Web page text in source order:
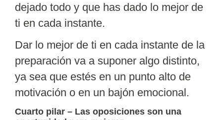
dejado todo y que has dado lo mejor de
ti en cada instante.
Dar lo mejor de ti en cada instante de la
preparación va a suponer algo distinto,
ya sea que estés en un punto alto de
motivación o en un bajón emocional.
Cuarto pilar – Las oposiciones son una